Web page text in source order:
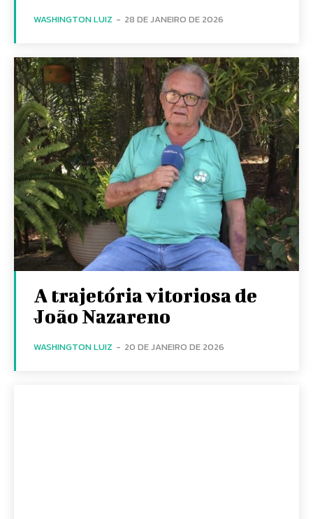
WASHINGTON LUIZ - 28 DE JANEIRO DE 2026
A trajetória vitoriosa de
João Nazareno
WASHINGTON LUIZ - 20 DE JANEIRO DE 2026